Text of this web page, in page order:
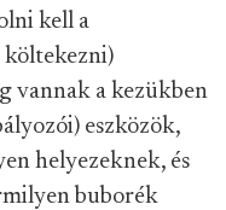
kell a
vannak a kezükben
eszközök,
helyezeknek, és
buborék